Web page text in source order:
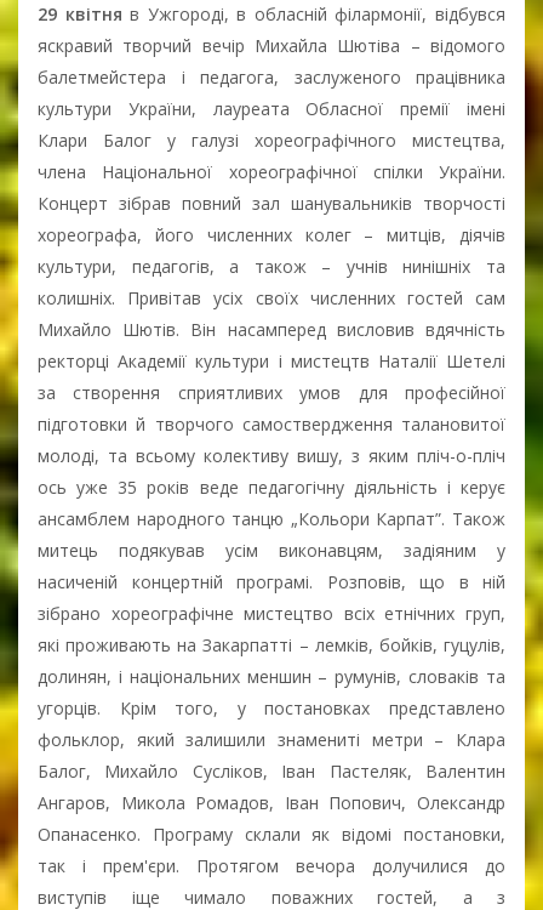
29 квітняв Ужгороді, в обласній філармонії, відбувся
яскравий творчий вечір Михайла Шютіва – відомого
балетмейстера і педагога, заслуженого працівника
культури України, лауреата Обласної премії імені
Клари Балог у галузі хореографічного мистецтва,
члена Національної хореографічної спілки України.
Концерт зібрав повний зал шанувальників творчості
хореографа, його численних колег – митців, діячів
культури, педагогів, а також – учнів нинішніх та
колишніх. Привітав усіх своїх численних гостей сам
Михайло Шютів. Він насамперед висловив вдячність
ректорці Академії культури і мистецтв Наталії Шетелі
за створення сприятливих умов для професійної
підготовки й творчого самоствердження талановитої
молоді, та всьому колективу вишу, з яким пліч-о-пліч
ось уже 35 років веде педагогічну діяльність і керує
ансамблем народного танцю „Кольори Карпат”. Також
митець подякував усім виконавцям, задіяним у
насиченій концертній програмі. Розповів, що в ній
зібрано хореографічне мистецтво всіх етнічних груп,
які проживають на Закарпатті – лемків, бойків, гуцулів,
долинян, і національних меншин – румунів, словаків та
угорців. Крім того, у постановках представлено
фольклор, який залишили знамениті метри – Клара
Балог, Михайло Сусліков, Іван Пастеляк, Валентин
Ангаров, Микола Ромадов, Іван Попович, Олександр
Опанасенко. Програму склали як відомі постановки,
так і прем'єри. Протягом вечора долучилися до
виступів іще чимало поважних гостей, а з